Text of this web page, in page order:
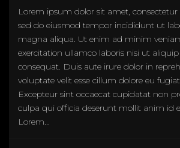
Lorem ipsum dolor sit amet, consectetur
sed do eiusmod tempor incididunt ut
magna aliqua. Ut enim ad minim
exercitation ullamco laboris nisi ut
consequat. Duis aute irure dolor in
voluptate velit esse cillum dolore eu
Excepteur sint occaecat cupidatat non
culpa qui officia deserunt mollit anim id
Lorem...